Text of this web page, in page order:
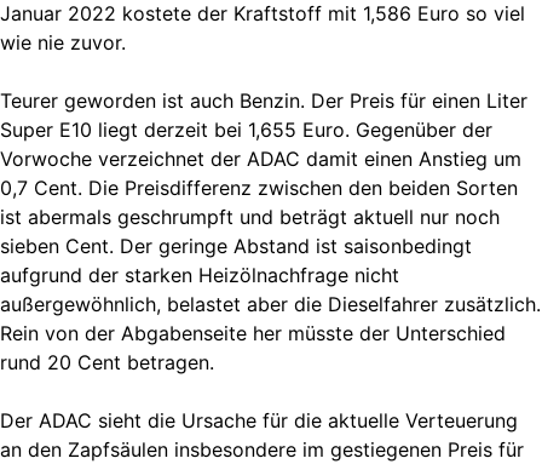
Januar 2022 kostete der Kraftstoff mit 1,586 Euro so viel
wie nie zuvor.
Teurer geworden ist auch Benzin. Der Preis für einen Liter
Super E10 liegt derzeit bei 1,655 Euro. Gegenüber der
Vorwoche verzeichnet der ADAC damit einen Anstieg um
0,7 Cent. Die Preisdifferenz zwischen den beiden Sorten
ist abermals geschrumpft und beträgt aktuell nur noch
sieben Cent. Der geringe Abstand ist saisonbedingt
aufgrund der starken Heizölnachfrage nicht
außergewöhnlich, belastet aber die Dieselfahrer zusätzlich.
Rein von der Abgabenseite her müsste der Unterschied
rund 20 Cent betragen.
Der ADAC sieht die Ursache für die aktuelle Verteuerung
an den Zapfsäulen insbesondere im gestiegenen Preis für